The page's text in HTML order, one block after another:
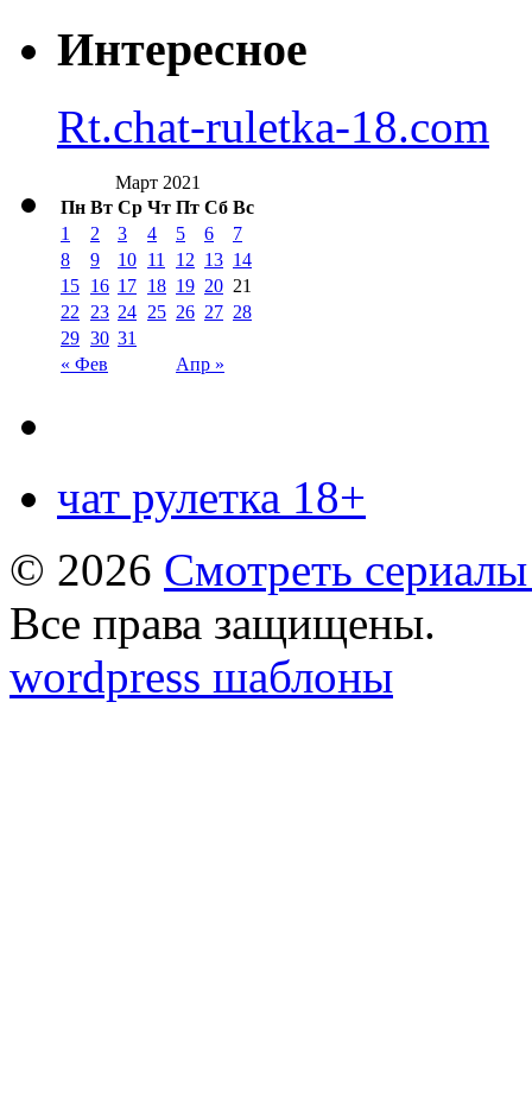
Интересное
Rt.chat-ruletka-18.com
Март 2021
Пн Вт Ср Чт Пт Сб Вс
« Фев Апр »
1 2 3 4 5 6
7
8
9 10 11 12 13 14
15 16 17 18 19 20 21
22
23 24 25 26 27 28
29 30 31
чат рулетка 18+
© 2026 Смотреть
Все права защищены.
wordpress шаблоны